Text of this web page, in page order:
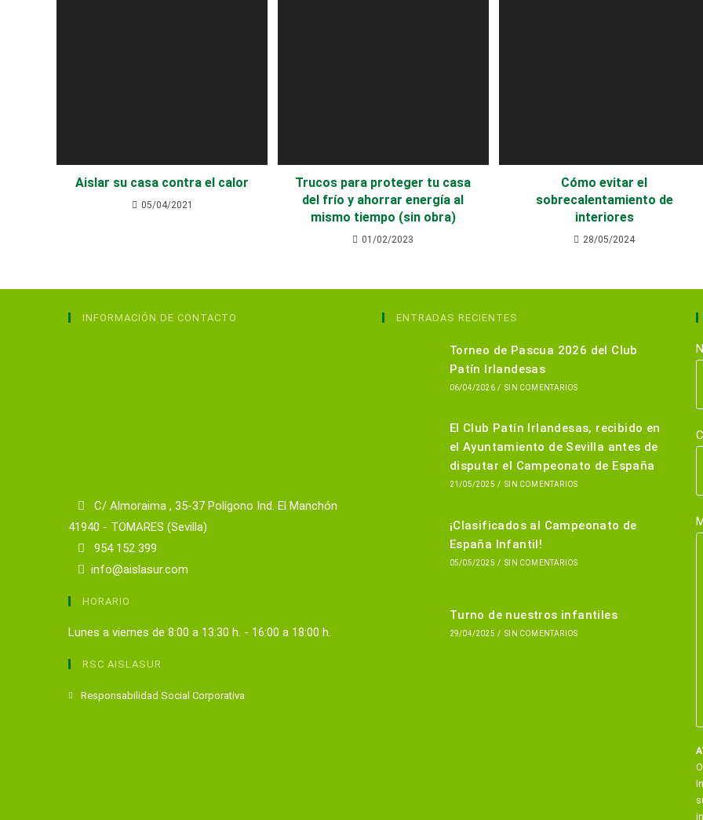
Aislar su casa contra el calor
05/04/2021
Trucos para proteger tu casa
del frío y ahorrar energía al
mismo tiempo (sin obra)
01/02/2023
Cómo evitar el
sobrecalentamiento de
interiores
28/05/2024
INFORMACIÓN DE CONTACTO
C/ Almoraima , 35-37 Polígono Ind. El Manchón
41940 - TOMARES (Sevilla)
954 152 399
info@aislasur.com
HORARIO
Lunes a viernes de 8:00 a 13:30 h. - 16:00 a 18:00 h.
RSC AISLASUR
Responsabilidad Social Corporativa
ENTRADAS RECIENTES
Torneo de Pascua 2026 del Club
Patín Irlandesas
06/04/2026 / SIN COMENTARIOS
El Club Patín Irlandesas, recibido en
el Ayuntamiento de Sevilla antes de
disputar el Campeonato de España
21/05/2025 / SIN COMENTARIOS
¡Clasificados al Campeonato de
España Infantil!
05/05/2025 / SIN COMENTARIOS
Turno de nuestros infantiles
29/04/2025 / SIN COMENTARIOS